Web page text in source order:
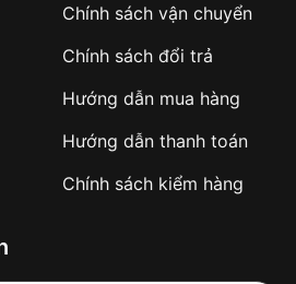
toán khi nhận hàng hoặc
đơn hàng nhanh chóng
trạng hủy đơn không mong
Chính sách vận chuyển
Chính sách đổi trả
Hướng dẫn mua hàng
Hướng dẫn thanh toán
Chính sách kiểm hàng